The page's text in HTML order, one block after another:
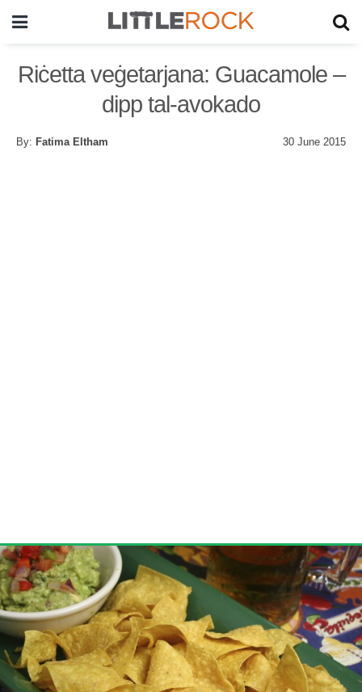
Riċetta veġetarjana: Guacamole –
dipp tal-avokado
By: Fatima Eltham 30 June 2015